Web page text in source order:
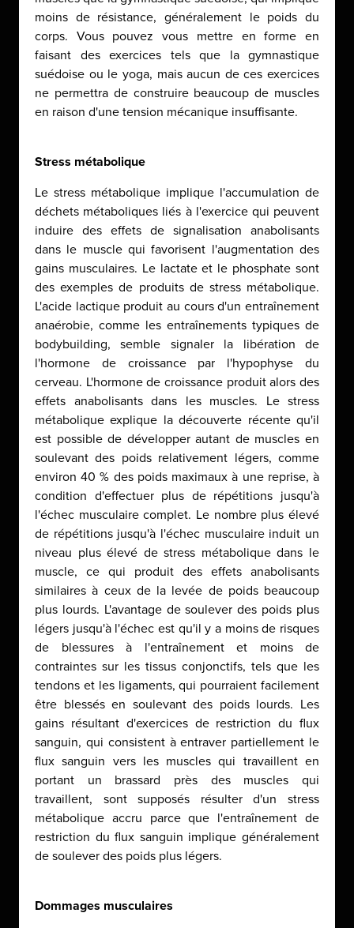
moins de résistance, généralement le poids du
corps. Vous pouvez vous mettre en forme en
faisant des exercices tels que la gymnastique
suédoise ou le yoga, mais aucun de ces exercices
ne permettra de construire beaucoup de muscles
en raison d'une tension mécanique insuffisante.
Stress métabolique
Le stress métabolique implique l'accumulation de
déchets métaboliques liés à l'exercice qui peuvent
induire des effets de signalisation anabolisants
dans le muscle qui favorisent l'augmentation des
gains musculaires. Le lactate et le phosphate sont
des exemples de produits de stress métabolique.
L'acide lactique produit au cours d'un entraînement
anaérobie, comme les entraînements typiques de
bodybuilding, semble signaler la libération de
l'hormone de croissance par l'hypophyse du
cerveau. L'hormone de croissance produit alors des
effets anabolisants dans les muscles. Le stress
métabolique explique la découverte récente qu'il
est possible de développer autant de muscles en
soulevant des poids relativement légers, comme
environ 40 % des poids maximaux à une reprise, à
condition d'effectuer plus de répétitions jusqu'à
l'échec musculaire complet. Le nombre plus élevé
de répétitions jusqu'à l'échec musculaire induit un
niveau plus élevé de stress métabolique dans le
muscle, ce qui produit des effets anabolisants
similaires à ceux de la levée de poids beaucoup
plus lourds. L'avantage de soulever des poids plus
légers jusqu'à l'échec est qu'il y a moins de risques
de blessures à l'entraînement et moins de
contraintes sur les tissus conjonctifs, tels que les
tendons et les ligaments, qui pourraient facilement
être blessés en soulevant des poids lourds. Les
gains résultant d'exercices de restriction du flux
sanguin, qui consistent à entraver partiellement le
flux sanguin vers les muscles qui travaillent en
portant un brassard près des muscles qui
travaillent, sont supposés résulter d'un stress
métabolique accru parce que l'entraînement de
restriction du flux sanguin implique généralement
de soulever des poids plus légers.
Dommages musculaires